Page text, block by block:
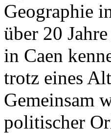
Geographie
über 20
in Caen
trotz eines
Gemeinsam
politischer